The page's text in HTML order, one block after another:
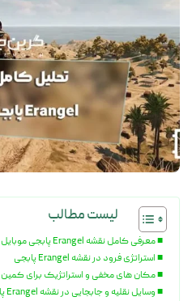
لیست مطالب
معرفی کامل نقشه Erangel پابجی موبایل
استراتژی فرود در نقشه Erangel پابجی
مکان های مخفی و استراتژیک برای کمین
وسایل نقلیه و جابجایی در نقشه Erangel پابجی